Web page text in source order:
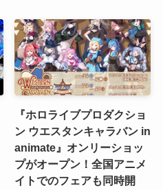
『ホロライブプロダクショ
ン ウエスタンキャラバン in
animate』オンリーショッ
プがオープン！全国アニメ
イトでのフェアも同時開